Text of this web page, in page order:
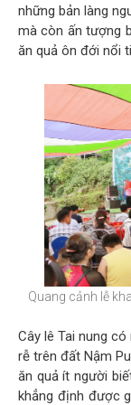
những bản làng
mà còn ấn tượng
ăn quả ôn đới nổi
Quang cảnh lễ
Cây lê Tai nung
rễ trên đất Nậm
ăn quả ít người
khẳng định được